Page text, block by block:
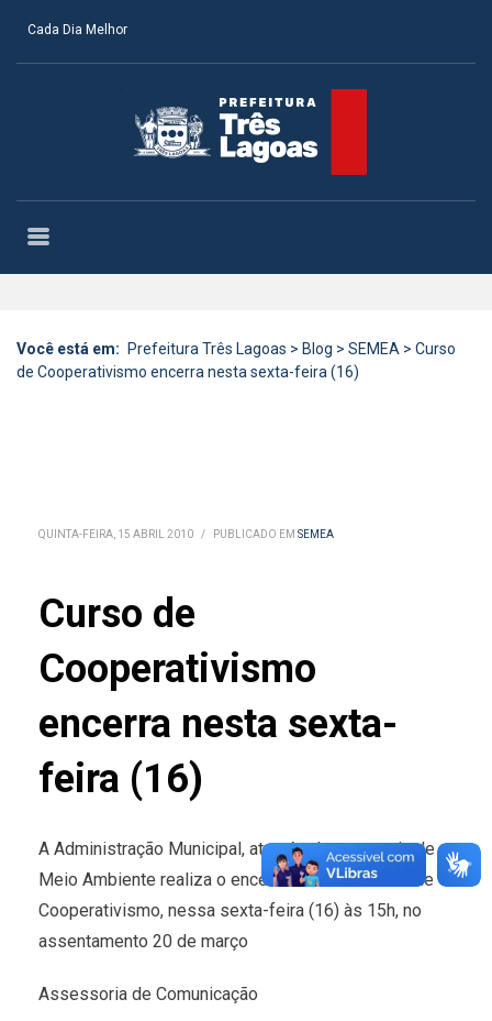
Cada Dia Melhor
Você está em: Prefeitura Três Lagoas > Blog > SEMEA > Curso
de Cooperativismo encerra nesta sexta-feira (16)
QUINTA-FEIRA, 15 ABRIL 2010 / PUBLICADO EM SEMEA
Curso de
Cooperativismo
encerra nesta sexta-
feira (16)
A Administração Municipal, através da secretaria de
Meio Ambiente realiza o encerramento do Curso de
Cooperativismo, nessa sexta-feira (16) às 15h, no
assentamento 20 de março
Assessoria de Comunicação